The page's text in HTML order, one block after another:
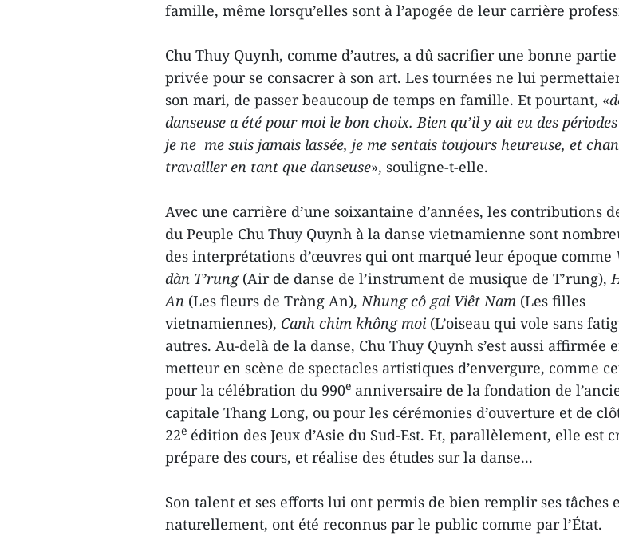
famille, même lorsqu’elles sont à l’apogée de leur carrière
Chu Thuy Quynh, comme d’autres, a dû sacrifier une bonne
privée pour se consacrer à son art. Les tournées ne lui
son mari, de passer beaucoup de temps en famille. Et pourtant, «
danseuse a été pour moi le bon choix. Bien qu’il y ait eu des
je ne me suis jamais lassée, je me sentais toujours heureuse, et
travailler en tant que danseuse», souligne-t-elle.
Avec une carrière d’une soixantaine d’années, les contributions
du Peuple Chu Thuy Quynh à la danse vietnamienne sont
des interprétations d’œuvres qui ont marqué leur époque comme
dàn T’rung(Air de danse de l’instrument de musique de T’rung),
An (Les fleurs de Tràng An),Nhung cô gai Viêt Nam (Les filles
vietnamiennes), Canh chim không moi (L’oiseau qui vole sans
autres. Au-delà de la danse, Chu Thuy Quynh s’est aussi affirmée
metteur en scène de spectacles artistiques d’envergure, comme
pour la célébration du 990e anniversaire de la fondation de
capitale Thang Long, ou pour les cérémonies d’ouverture et de
22e édition des Jeux d’Asie du Sud-Est. Et, parallèlement, elle est
prépare des cours, et réalise des études sur la danse...
Son talent et ses efforts lui ont permis de bien remplir ses tâches
naturellement, ont été reconnus par le public comme par l’État.